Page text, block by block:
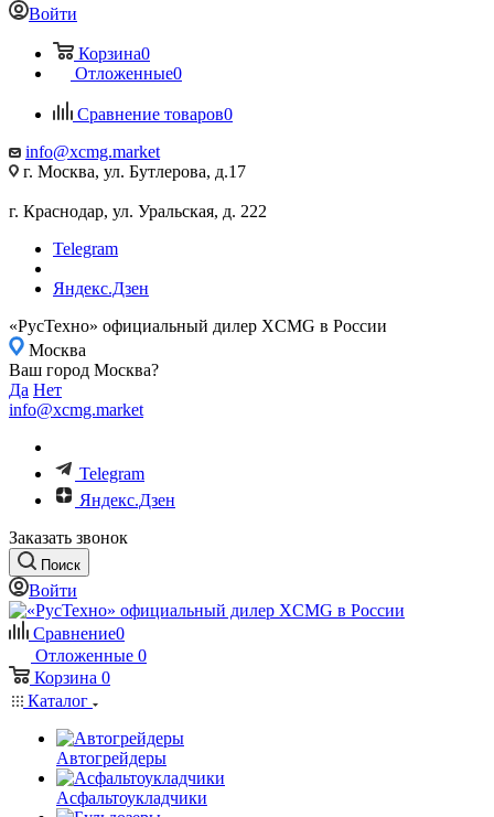
Войти
Корзина0
Отложенные0
Сравнение товаров0
info@xcmg.market
г. Москва, ул. Бутлерова, д.17
г. Краснодар, ул. Уральская, д. 222
Telegram
Яндекс.Дзен
«РусТехно» официальный дилер XCMG в России
Москва
Ваш город Москва?
Да Нет
info@xcmg.market
Telegram
Яндекс.Дзен
Заказать звонок
Поиск
Войти
Сравнение0
Отложенные 0
Корзина 0
Каталог
Автогрейдеры
Асфальтоукладчики